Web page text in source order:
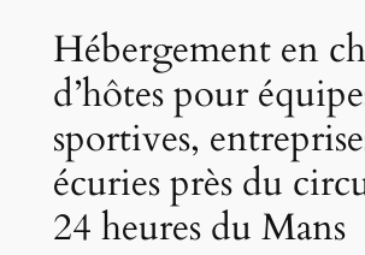
Hébergement en
d’hôtes pour
sportives,
écuries près du
24 heures du Mans